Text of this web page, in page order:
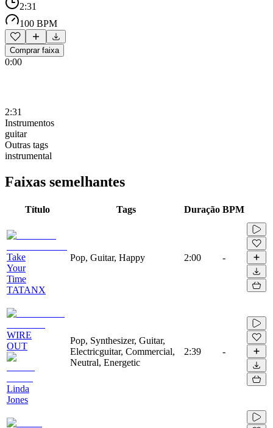
2:31
100 BPM
Comprar faixa
0:00
2:31
Instrumentos
guitar
Outras tags
instrumental
Faixas semelhantes
Título Tags Duração BPM
Take
Your
Time
TATANX
Pop, Guitar, Happy 2:00 -
WIRE
OUT
Linda
Jones
Pop, Synthesizer, Guitar,
Electricguitar, Commercial,
Neutral, Energetic
2:39 -